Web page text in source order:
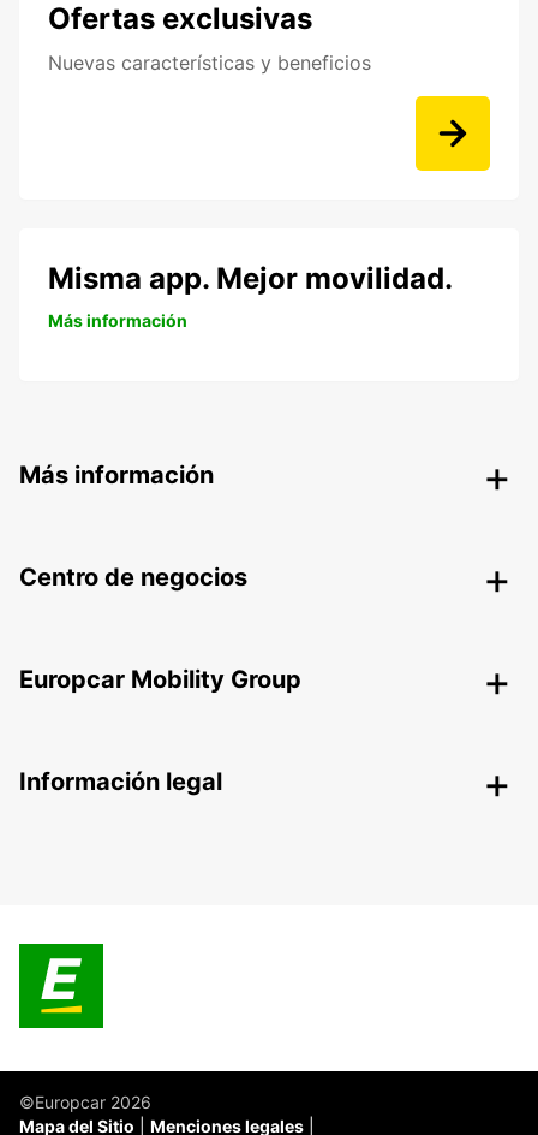
Ofertas exclusivas
Nuevas características y beneficios
Misma app. Mejor movilidad.
Más información
Más información
Centro de negocios
Europcar Mobility Group
Información legal
©Europcar 2026
Mapa del Sitio
Menciones legales